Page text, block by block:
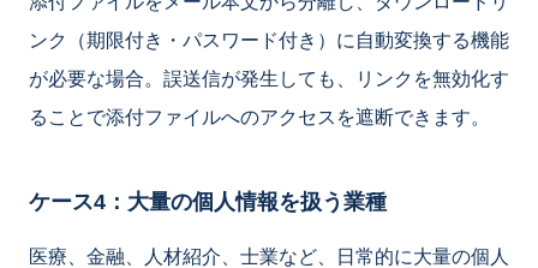
ンク（期限付き・パスワード付き）に自動変換する機能
が必要な場合。誤送信が発生しても、リンクを無効化す
ることで添付ファイルへのアクセスを遮断できます。
ケース4：大量の個人情報を扱う業種
医療、金融、人材紹介、士業など、日常的に大量の個人